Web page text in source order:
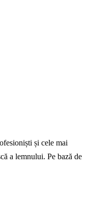
și cele mai
a lemnului. Pe bază de